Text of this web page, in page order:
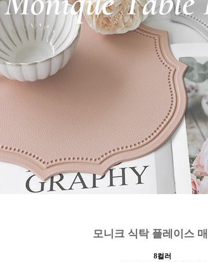
모니크 식탁 플레이스
8컬러